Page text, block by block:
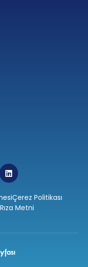
Çerez Politikası
Metni